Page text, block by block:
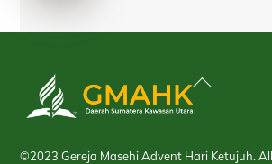
Back
©2023 Gereja Masehi Advent Hari Ketujuh.